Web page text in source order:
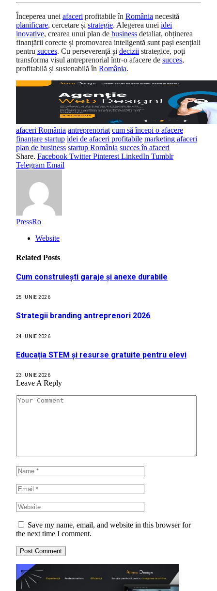
Începerea unei afaceri profitabile în România necesită
planificare, cercetare și strategie. Alegerea unei idei
inovative, crearea unui plan de business detaliat, obținerea
finanțării corecte și promovarea inteligentă sunt pași esențiali
pentru succes. Cu perseverență și decizii strategice, poți
transforma visul antreprenorial într-o afacere de succes,
profitabilă și sustenabilă în România.
afaceri România antreprenoriat cum să începi o afacere
finanțare startup idei de afaceri profitabile marketing afaceri
plan de business startup România succes în afaceri
Share. Facebook Twitter Pinterest LinkedIn Tumblr
Telegram Email
PressRo
Website
Related Posts
Cum construiești garaje și anexe durabile
25 IUNIE 2026
Strategii branding antreprenori 2026
24 IUNIE 2026
Educația STEM și resurse gratuite pentru elevi
23 IUNIE 2026
Leave A Reply
Save my name, email, and website in this browser for
the next time I comment.